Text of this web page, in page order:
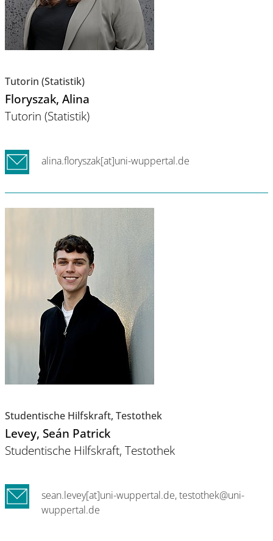
Tutorin (Statistik)
Floryszak, Alina
Tutorin (Statistik)
alina.floryszak[at]uni-wuppertal.de
Studentische Hilfskraft, Testothek
Levey, Seán Patrick
Studentische Hilfskraft, Testothek
sean.levey[at]uni-wuppertal.de, testothek@uni-
wuppertal.de